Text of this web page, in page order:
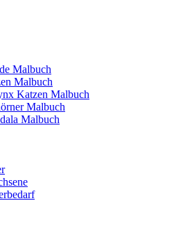
Malbuch
Malbuch
Katzen Malbuch
Malbuch
Malbuch